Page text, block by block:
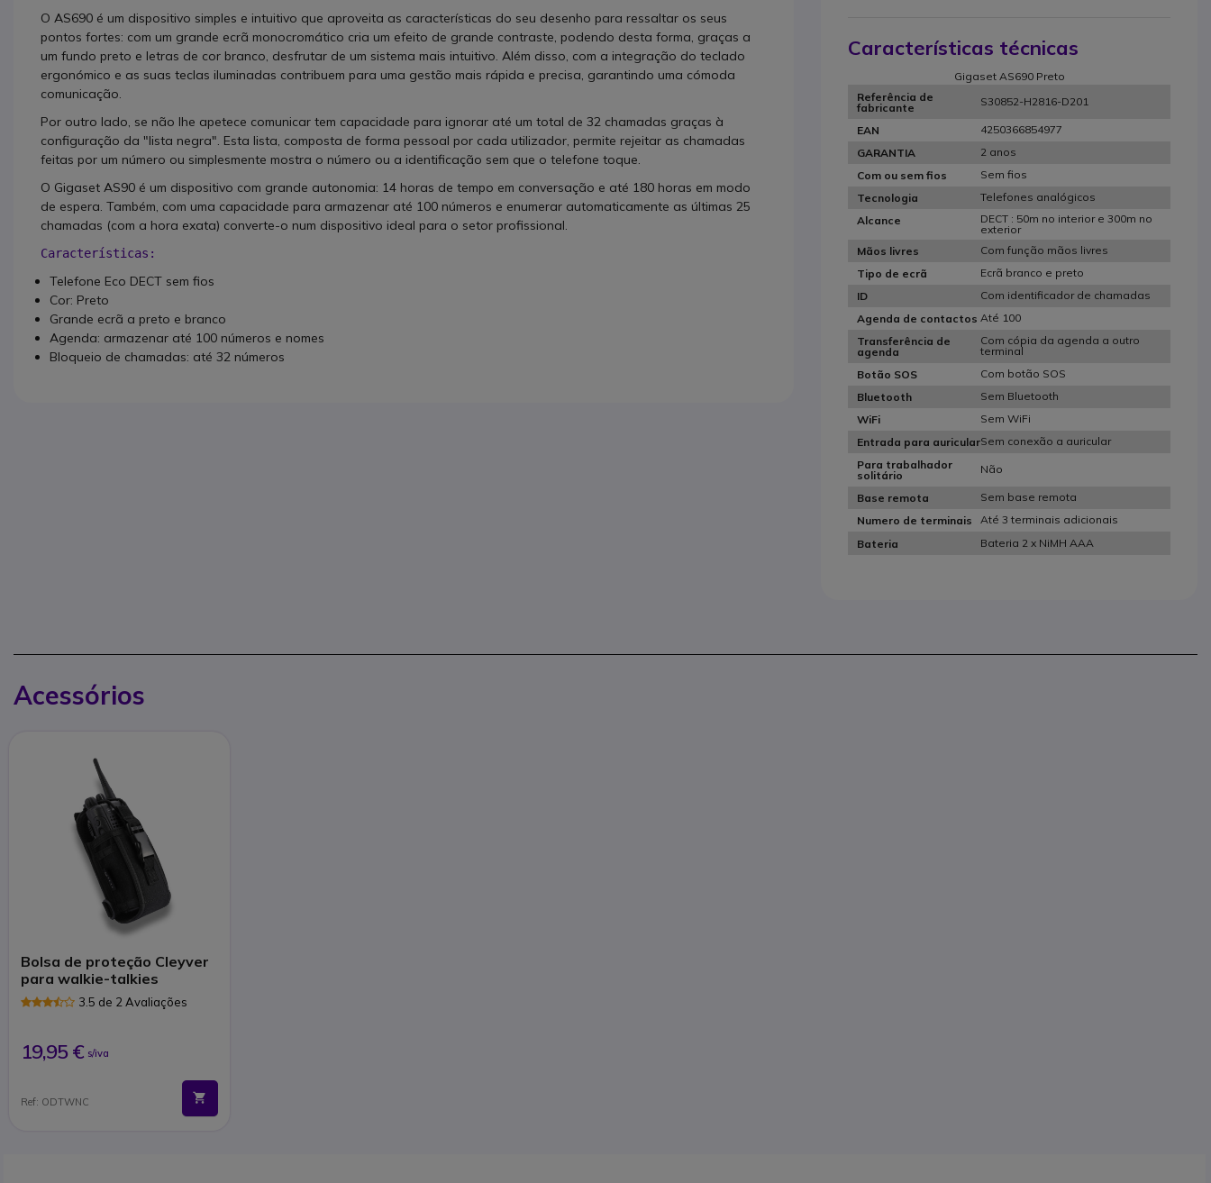
O AS690 é um dispositivo simples e intuitivo que aproveita as características do seu desenho para ressaltar os seus
pontos fortes: com um grande ecrã monocromático cria um efeito de grande contraste, podendo desta forma, graças a
um fundo preto e letras de cor branco, desfrutar de um sistema mais intuitivo. Além disso, com a integração do teclado
ergonómico e as suas teclas iluminadas contribuem para uma gestão mais rápida e precisa, garantindo uma cómoda
comunicação.
Por outro lado, se não lhe apetece comunicar tem capacidade para ignorar até um total de 32 chamadas graças à
configuração da "lista negra". Esta lista, composta de forma pessoal por cada utilizador, permite rejeitar as chamadas
feitas por um número ou simplesmente mostra o número ou a identificação sem que o telefone toque.
O Gigaset AS90 é um dispositivo com grande autonomia: 14 horas de tempo em conversação e até 180 horas em modo
de espera. Também, com uma capacidade para armazenar até 100 números e enumerar automaticamente as últimas 25
chamadas (com a hora exata) converte-o num dispositivo ideal para o setor profissional.
Características:
Telefone Eco DECT sem fios
Cor: Preto
Grande ecrã a preto e branco
Agenda: armazenar até 100 números e nomes
Bloqueio de chamadas: até 32 números
Características técnicas
Gigaset AS690 Preto
Referência de
fabricante
S30852-H2816-D201
EAN
4250366854977
GARANTIA
2 anos
Com ou sem fios
Sem fios
Tecnologia
Telefones analógicos
Alcance
DECT : 50m no interior e 300m no
exterior
Mãos livres
Com função mãos livres
Tipo de ecrã
Ecrã branco e preto
ID
Com identificador de chamadas
Agenda de contactos Até 100
Transferência de
agenda
Com cópia da agenda a outro
terminal
Botão SOS
Com botão SOS
Bluetooth
Sem Bluetooth
WiFi
Sem WiFi
Entrada para auricularSem conexão a auricular
Para trabalhador
solitário
Não
Base remota
Sem base remota
Numero de terminais
Até 3 terminais adicionais
Bateria
Bateria 2 x NiMH AAA
Acessórios
Bolsa de proteção Cleyver
para walkie-talkies
3.5 de 2 Avaliações
19,95 € s/iva
Ref: ODTWNC